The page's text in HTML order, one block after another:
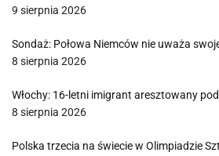
9 sierpnia 2026
Sondaż: Połowa Niemców nie uważa
8 sierpnia 2026
Włochy: 16-letni imigrant aresztowany
8 sierpnia 2026
Polska trzecia na świecie w Olimpiadzie